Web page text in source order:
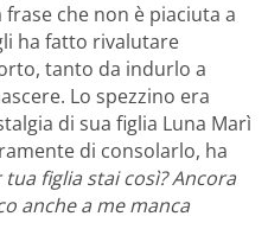
che non è piaciuta a
ha fatto rivalutare
tanto da indurlo a
Lo spezzino era
di sua figlia Luna Marì
di consolarlo, ha
figlia stai così? Ancora
anche a me manca